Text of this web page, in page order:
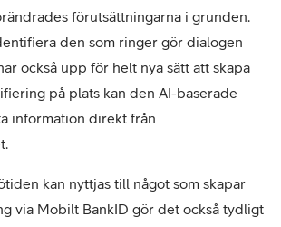
förutsättningarna i grunden.
den som ringer gör dialogen
också upp för helt nya sätt att skapa
på plats kan den AI-baserade
information direkt från
kan nyttjas till något som skapar
via Mobilt BankID gör det också tydligt